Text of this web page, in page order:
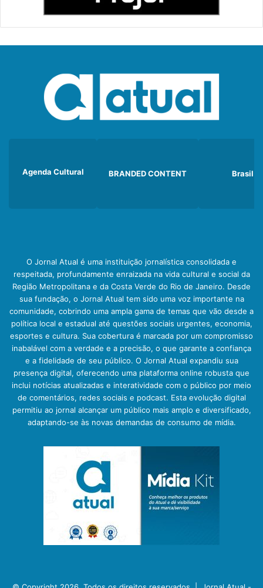
Agenda Cultural BRANDED CONTENT Brasil
O Jornal Atual é uma instituição jornalística consolidada e
respeitada, profundamente enraizada na vida cultural e social da
Região Metropolitana e da Costa Verde do Rio de Janeiro. Desde
sua fundação, o Jornal Atual tem sido uma voz importante na
comunidade, cobrindo uma ampla gama de temas que vão desde a
política local e estadual até questões sociais urgentes, economia,
esportes e cultura. Sua cobertura é marcada por um compromisso
inabalável com a verdade e a precisão, o que garante a confiança
e a fidelidade de seu público. O Jornal Atual expandiu sua
presença digital, oferecendo uma plataforma online robusta que
inclui notícias atualizadas e interatividade com o público por meio
de comentários, redes sociais e podcast. Esta evolução digital
permitiu ao jornal alcançar um público mais amplo e diversificado,
adaptando-se às novas demandas de consumo de mídia.